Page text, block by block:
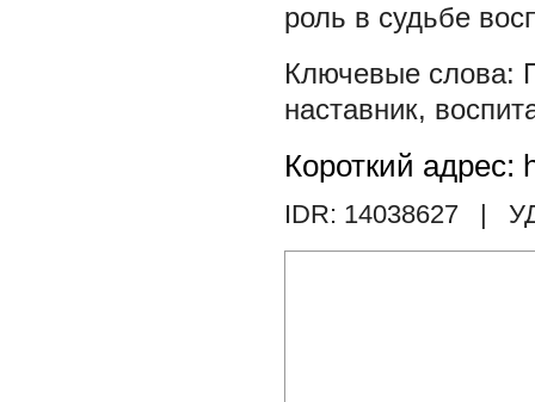
роль в судьбе
наставник,
Короткий адрес:
IDR: 14038627 |